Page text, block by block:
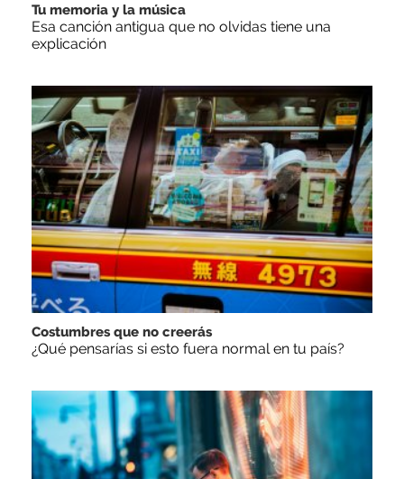
Tu memoria y la música
Esa canción antigua que no olvidas tiene una
explicación
Costumbres que no creerás
¿Qué pensarías si esto fuera normal en tu país?